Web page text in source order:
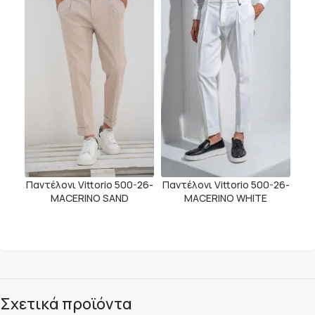
Παντέλονι Vittorio 500-26-
MACERINO SAND
Παντέλονι Vittorio 500-26-
MACERINO WHITE
Σχετικά προϊόντα